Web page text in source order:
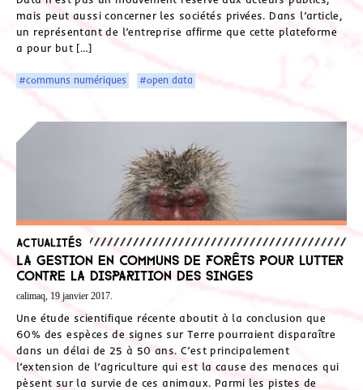
mais peut aussi concerner les sociétés privées. Dans l’article,
un représentant de l’entreprise affirme que cette plateforme
a pour but […]
#communs numériques #open data
Actualités
La gestion en communs de forêts pour lutter
contre la disparition des singes
calimaq, 19 janvier 2017.
Une étude scientifique récente aboutit à la conclusion que
60% des espèces de signes sur Terre pourraient disparaître
dans un délai de 25 à 50 ans. C’est principalement
l’extension de l’agriculture qui est la cause des menaces qui
pèsent sur la survie de ces animaux. Parmi les pistes de